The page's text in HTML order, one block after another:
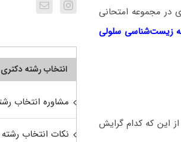
در مجموعه امتحانی
زیست‌شناسی سلولی
این که کدام گرایش
انتخاب رشته دکتری
مشاوره انتخاب
نکات انتخاب